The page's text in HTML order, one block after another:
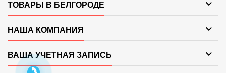
ТОВАРЫ В БЕЛГОРОДЕ 
НАША КОМПАНИЯ 
ВАША УЧЕТНАЯ ЗАПИСЬ 